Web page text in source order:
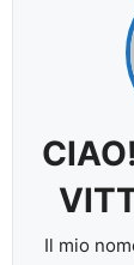
Il mio